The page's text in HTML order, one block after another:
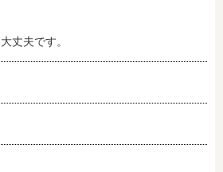
丈夫です。